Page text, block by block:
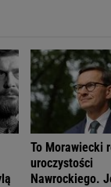
To Morawiecki
uroczystości
Nawrockiego.